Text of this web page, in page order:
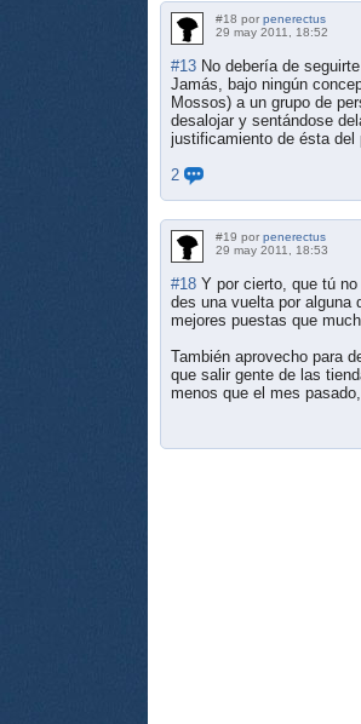
#18 por penerectus
29 may 2011, 18:52
#13 No debería de
Jamás, bajo ningún
Mossos) a un grupo de
desalojar y sentándose
justificamiento de ésta del
2
#19 por penerectus
29 may 2011, 18:53
#18 Y por cierto, que tú
des una vuelta por alguna
mejores puestas que
También aprovecho para
que salir gente de las
menos que el mes